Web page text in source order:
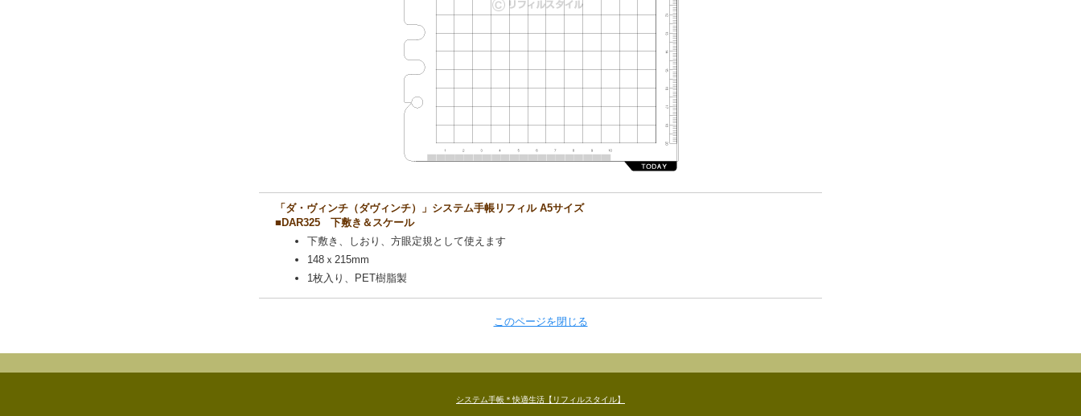
「ダ・ヴィンチ（ダヴィンチ）」システム手帳リフィル A5サイズ
■DAR325 下敷き＆スケール
下敷き、しおり、方眼定規として使えます
148ｘ215mm
1枚入り、PET樹脂製
このページを閉じる
システム手帳＊快適生活【リフィルスタイル】